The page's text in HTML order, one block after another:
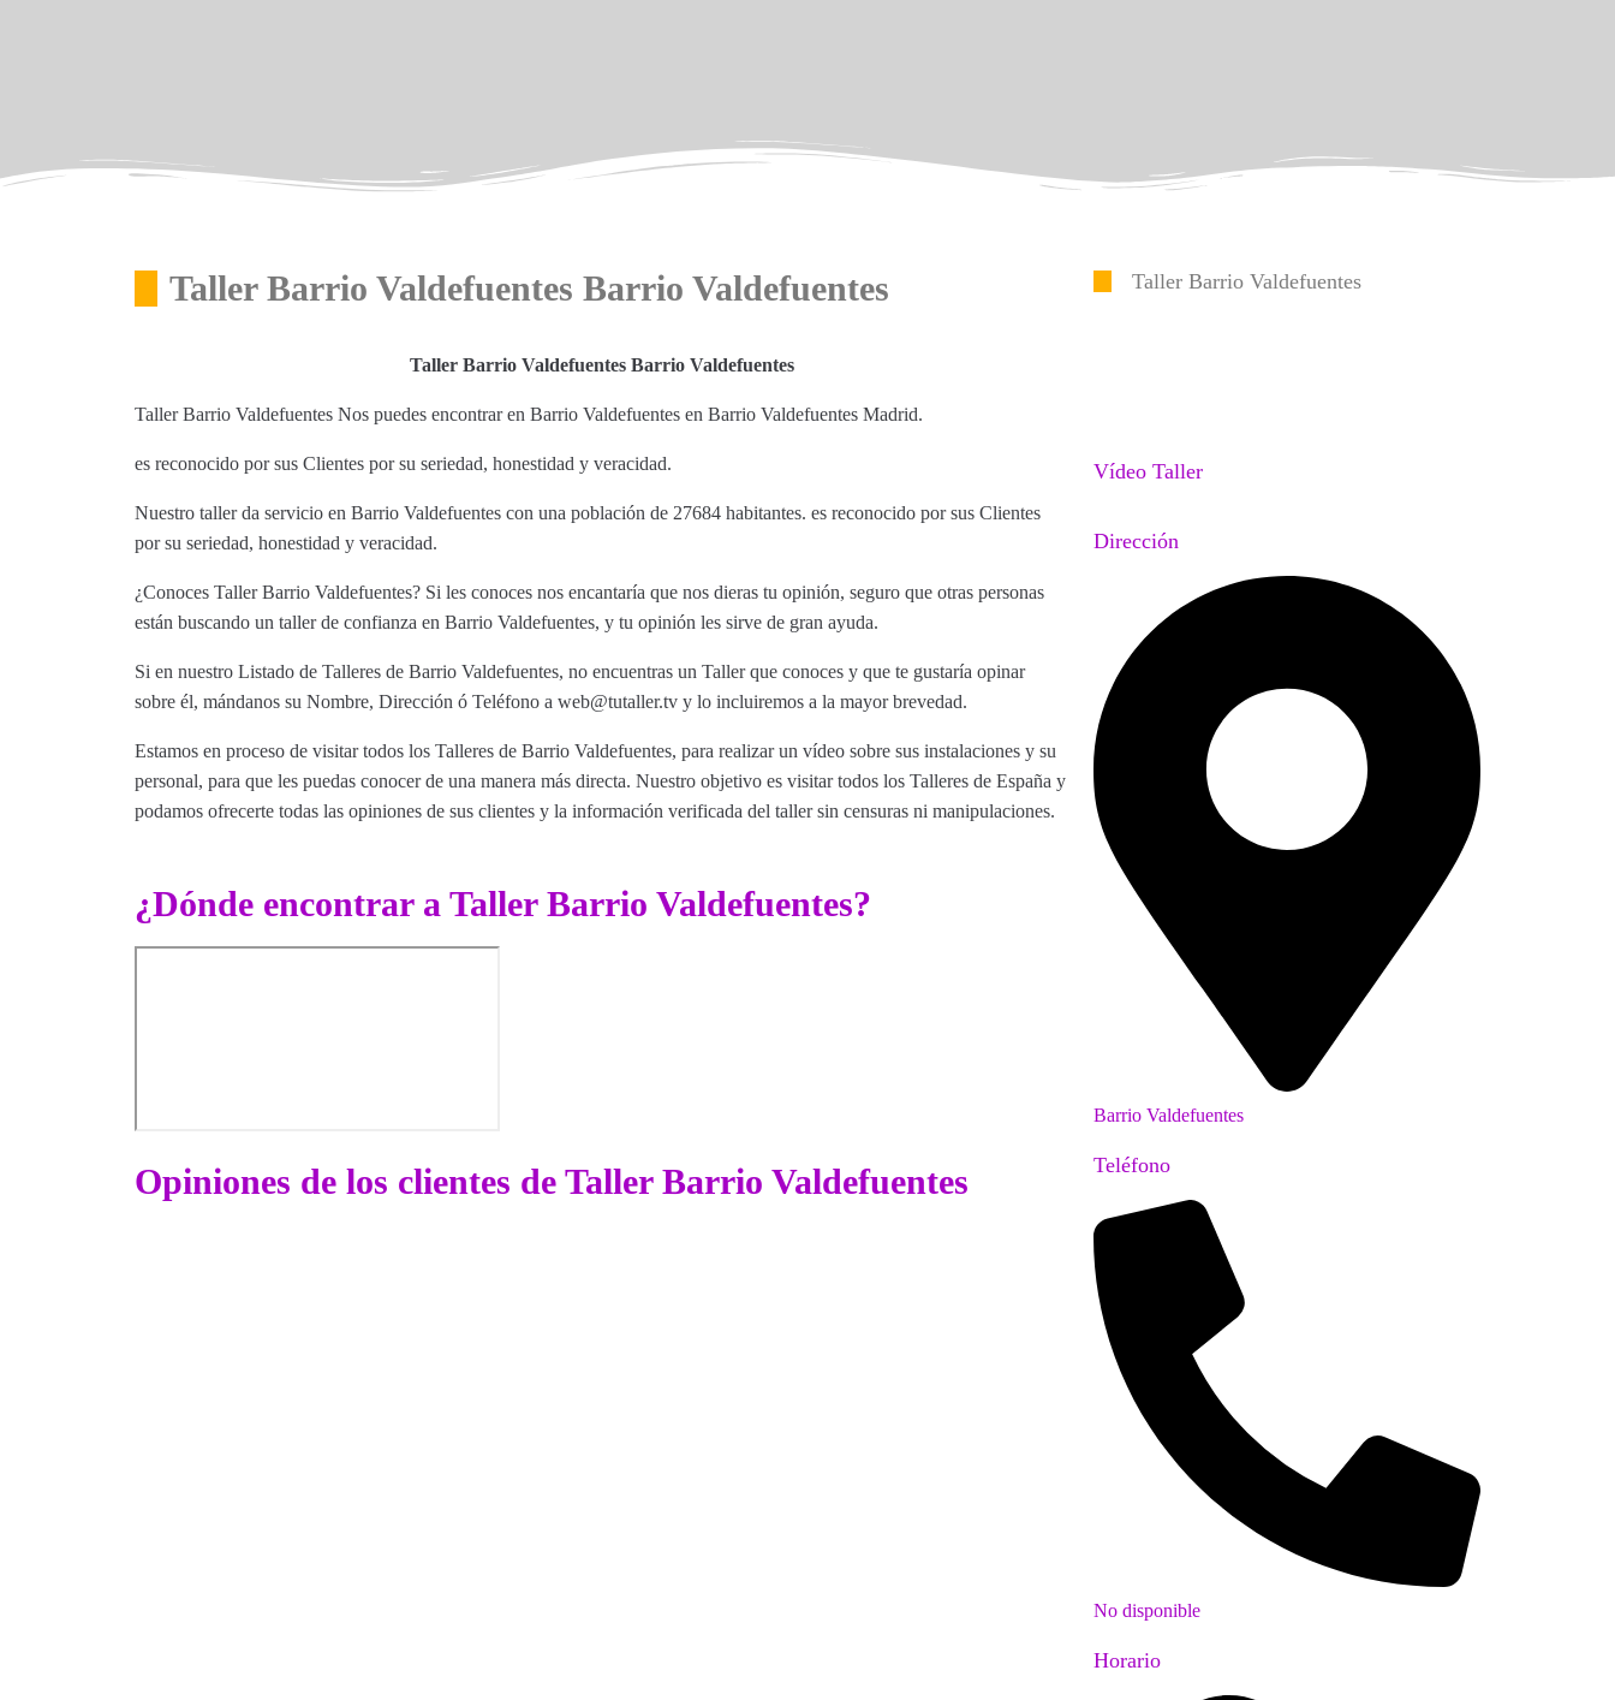
Taller Barrio Valdefuentes Barrio Valdefuentes
Taller Barrio Valdefuentes Barrio Valdefuentes
Taller Barrio Valdefuentes Nos puedes encontrar en Barrio Valdefuentes en Barrio Valdefuentes Madrid.
es reconocido por sus Clientes por su seriedad, honestidad y veracidad.
Nuestro taller da servicio en Barrio Valdefuentes con una población de 27684 habitantes. es reconocido por sus Clientes
por su seriedad, honestidad y veracidad.
¿Conoces Taller Barrio Valdefuentes? Si les conoces nos encantaría que nos dieras tu opinión, seguro que otras personas
están buscando un taller de confianza en Barrio Valdefuentes, y tu opinión les sirve de gran ayuda.
Si en nuestro Listado de Talleres de Barrio Valdefuentes, no encuentras un Taller que conoces y que te gustaría opinar
sobre él, mándanos su Nombre, Dirección ó Teléfono a web@tutaller.tv y lo incluiremos a la mayor brevedad.
Estamos en proceso de visitar todos los Talleres de Barrio Valdefuentes, para realizar un vídeo sobre sus instalaciones y su
personal, para que les puedas conocer de una manera más directa. Nuestro objetivo es visitar todos los Talleres de España y
podamos ofrecerte todas las opiniones de sus clientes y la información verificada del taller sin censuras ni manipulaciones.
¿Dónde encontrar a Taller Barrio Valdefuentes?
Opiniones de los clientes de Taller Barrio Valdefuentes
Taller Barrio Valdefuentes
Vídeo Taller
Dirección
Barrio Valdefuentes
Teléfono
No disponible
Horario